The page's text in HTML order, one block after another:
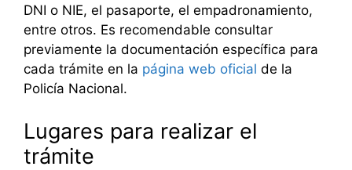
DNI o NIE, el pasaporte, el empadronamiento,
entre otros. Es recomendable consultar
previamente la documentación específica para
cada trámite en la página web oficial de la
Policía Nacional.
Lugares para realizar el
trámite